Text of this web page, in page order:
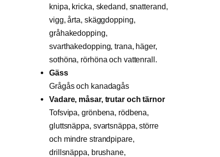
knipa, kricka, skedand, snatterand,
vigg, årta, skäggdopping,
gråhakedopping,
svarthakedopping, trana, häger,
sothöna, rörhöna och vattenrall.
Gäss
Grågås och kanadagås
Vadare, måsar, trutar och tärnor
Tofsvipa, grönbena, rödbena,
gluttsnäppa, svartsnäppa, större
och mindre strandpipare,
drillsnäppa, brushane,